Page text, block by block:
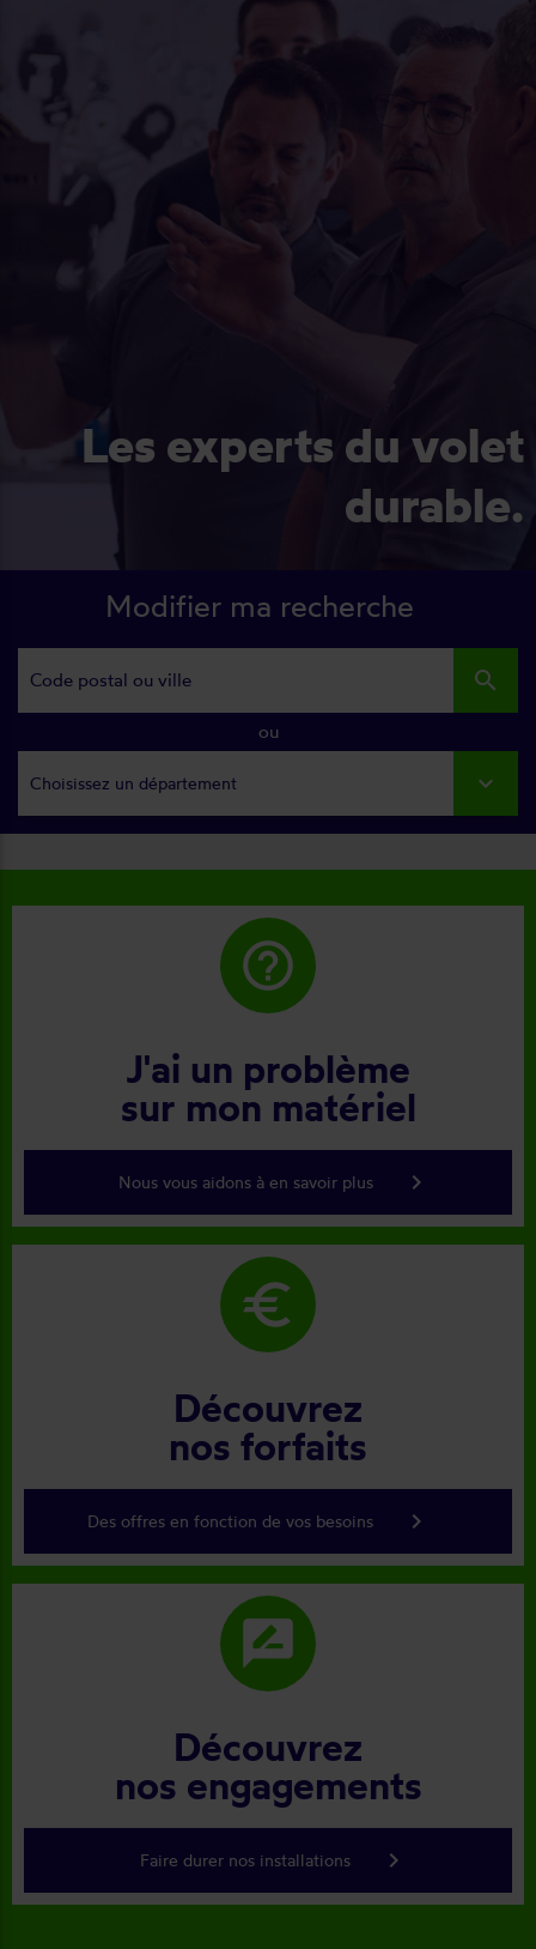
Les experts du volet
durable.
Modifier ma recherche
search
ou
Choisissez un département
help_outline
J'ai un problème
sur mon matériel
Nous vous aidons à en savoir plus keyboard_arrow_right
euro
Découvrez
nos forfaits
Des offres en fonction de vos besoins keyboard_arrow_right
rate_review
Découvrez
nos engagements
Faire durer nos installations keyboard_arrow_right